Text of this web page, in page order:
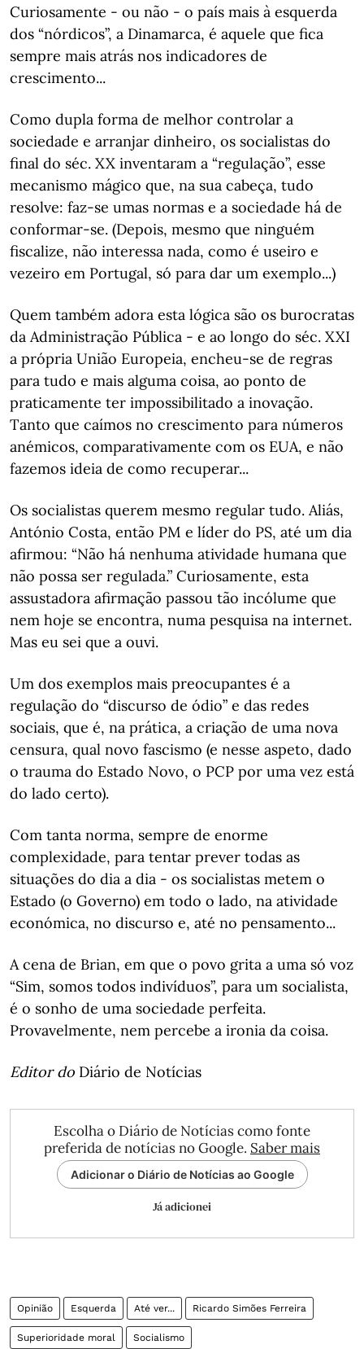
Curiosamente - ou não - o país mais à esquerda
dos “nórdicos”, a Dinamarca, é aquele que fica
sempre mais atrás nos indicadores de
crescimento...
Como dupla forma de melhor controlar a
sociedade e arranjar dinheiro, os socialistas do
final do séc. XX inventaram a “regulação”, esse
mecanismo mágico que, na sua cabeça, tudo
resolve: faz-se umas normas e a sociedade há de
conformar-se. (Depois, mesmo que ninguém
fiscalize, não interessa nada, como é useiro e
vezeiro em Portugal, só para dar um exemplo...)
Quem também adora esta lógica são os burocratas
da Administração Pública - e ao longo do séc. XXI
a própria União Europeia, encheu-se de regras
para tudo e mais alguma coisa, ao ponto de
praticamente ter impossibilitado a inovação.
Tanto que caímos no crescimento para números
anémicos, comparativamente com os EUA, e não
fazemos ideia de como recuperar...
Os socialistas querem mesmo regular tudo. Aliás,
António Costa, então PM e líder do PS, até um dia
afirmou: “Não há nenhuma atividade humana que
não possa ser regulada.” Curiosamente, esta
assustadora afirmação passou tão incólume que
nem hoje se encontra, numa pesquisa na internet.
Mas eu sei que a ouvi.
Um dos exemplos mais preocupantes é a
regulação do “discurso de ódio” e das redes
sociais, que é, na prática, a criação de uma nova
censura, qual novo fascismo (e nesse aspeto, dado
o trauma do Estado Novo, o PCP por uma vez está
do lado certo).
Com tanta norma, sempre de enorme
complexidade, para tentar prever todas as
situações do dia a dia - os socialistas metem o
Estado (o Governo) em todo o lado, na atividade
económica, no discurso e, até no pensamento...
A cena de Brian, em que o povo grita a uma só voz
“Sim, somos todos indivíduos”, para um socialista,
é o sonho de uma sociedade perfeita.
Provavelmente, nem percebe a ironia da coisa.
Editor do Diário de Notícias
Escolha o Diário de Notícias como fonte
preferida de notícias no Google. Saber mais
Adicionar o Diário de Notícias ao Google
Já adicionei
Opinião Esquerda Até ver... Ricardo Simões Ferreira
Superioridade moral Socialismo